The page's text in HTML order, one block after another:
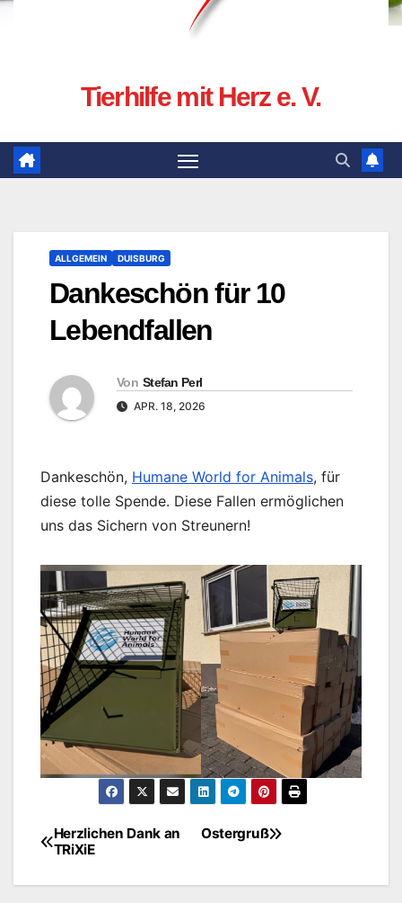
Tierhilfe mit Herz e. V.
ALLGEMEIN DUISBURG
Dankeschön für 10
Lebendfallen
Von Stefan Perl
APR. 18, 2026
Dankeschön, Humane World for Animals, für
diese tolle Spende. Diese Fallen ermöglichen
uns das Sichern von Streunern!
Beitragsnavigation
Ostergruß
Herzlichen Dank an
TRiXiE